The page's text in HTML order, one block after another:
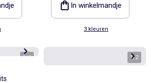
In winkelmandje
3 kleuren
1/4 1/2